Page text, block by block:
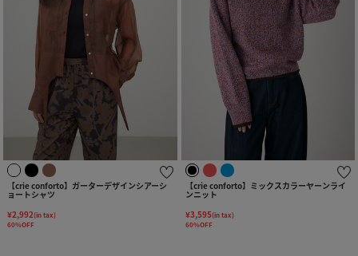
【crie conforto】ガーターデザインシアーシ
ョートシャツ
¥2,992(in tax)
60%OFF
【crie conforto】ミックスカラーヤーンライ
ンニット
¥3,595(in tax)
60%OFF